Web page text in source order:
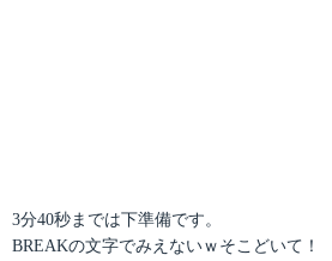
3分40秒までは下準備です。
BREAKの文字でみえないｗそこどいて！